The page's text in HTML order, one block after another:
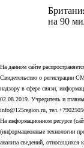
на 90
На данном сайте
Свидетельство о
надзору в сфере связи,
02.08.2019. Учредитель и
info@125region.ru,
На информационном ресурсе
(информационные технологии
анализа сведений, относящихся